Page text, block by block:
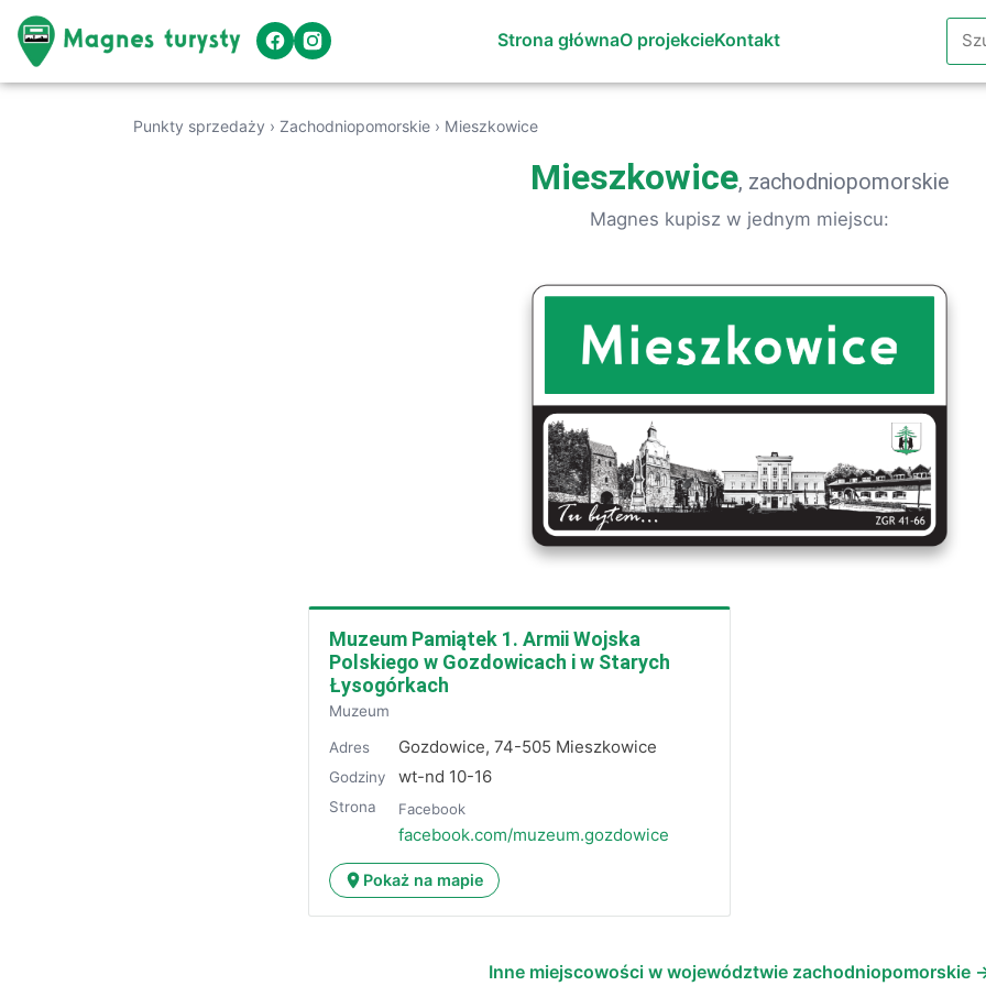
Strona głównaO projekcieKontakt
Punkty sprzedaży › Zachodniopomorskie › Mieszkowice
Mieszkowice, zachodniopomorskie
Magnes kupisz w jednym miejscu:
Muzeum Pamiątek 1. Armii Wojska
Polskiego w Gozdowicach i w Starych
Łysogórkach
Muzeum
Adres Gozdowice, 74-505 Mieszkowice
Godziny wt-nd 10-16
Strona Facebook
facebook.com/muzeum.gozdowice
Pokaż na mapie
Inne miejscowości w województwie zachodniopomorskie